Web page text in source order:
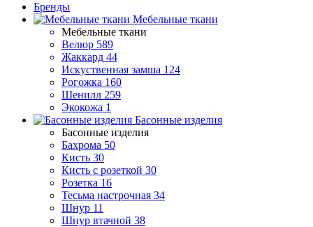
Бренды
Мебельные ткани
Мебельные ткани
Велюр 589
Жаккард 44
Искуственная замша 124
Рогожка 160
Шенилл 259
Экокожа 1
Басонные изделия
Басонные изделия
Бахрома 50
Кисть 30
Кисть с розеткой 30
Розетка 16
Тесьма настрочная 34
Шнур 11
Шнур втачной 38